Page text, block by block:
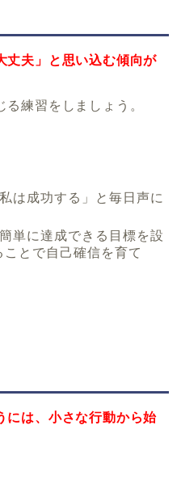
丈夫」と思い込む傾向が
練習をしましょう。
は成功する」と毎日声に
単に達成できる目標を設
とで自己確信を育て
には、小さな行動から始